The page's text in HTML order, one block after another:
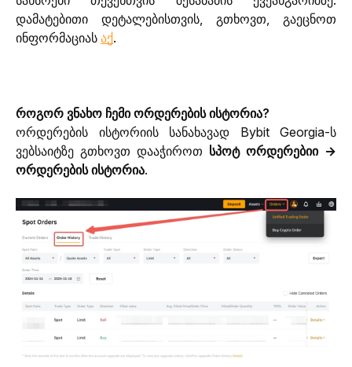
დამატებითი დეტალებისთვის, გთხოვთ, გაეცნოთ
ინფორმაციას აქ.
როგორ ვნახო ჩემი ორდერების ისტორია?
ორდერების ისტორიის სანახავად Bybit Georgia-ს
ვებსაიტზე გთხოვთ დააჭიროთ სპოტ ორდერებიი →
ორდერების ისტორია.